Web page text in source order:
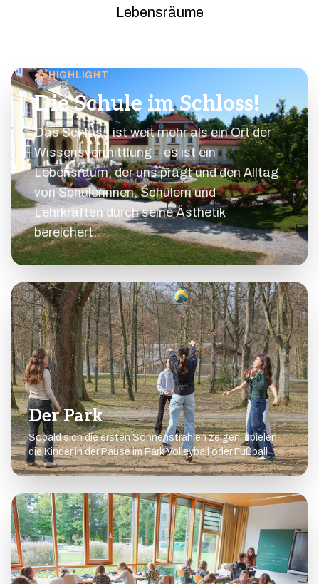
Lebensräume
HIGHLIGHT
Die Schule im Schloss!
Das Schloss ist weit mehr als ein Ort der
Wissensvermittlung – es ist ein
Lebensraum, der uns prägt und den Alltag
von Schülerinnen, Schülern und
Lehrkräften durch seine Ästhetik
bereichert.
Der Park
Sobald sich die ersten Sonnenstrahlen zeigen, spielen
die Kinder in der Pause im Park Volleyball oder Fußball